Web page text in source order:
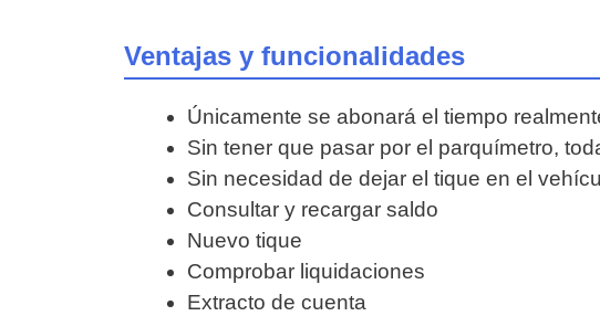
Ventajas y funcionalidades
Únicamente se abonará el tiempo
Sin tener que pasar por el parquímetro,
Sin necesidad de dejar el tique en el
Consultar y recargar saldo
Nuevo tique
Comprobar liquidaciones
Extracto de cuenta